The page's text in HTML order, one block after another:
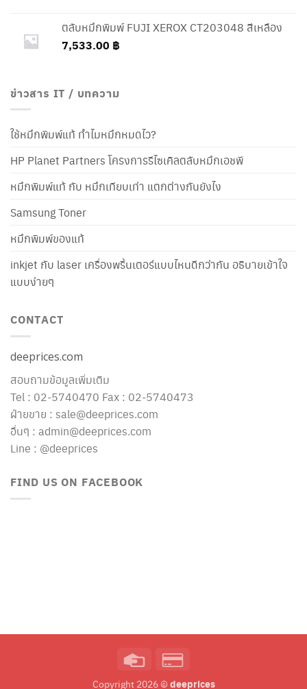
ตลับหมึกพิมพ์ FUJI XEROX CT203048 สีเหลือง
7,533.00 ฿
ข่าวสาร IT / บทความ
ใช้หมึกพิมพ์แท้ ทำไมหมึกหมดไว?
HP Planet Partners โครงการรีไซเคิลตลับหมึกเอชพี
หมึกพิมพ์แท้ กับ หมึกเทียบเท่า แตกต่างกันยังไง
Samsung Toner
หมึกพิมพ์ของแท้
inkjet กับ laser เครื่องพริ้นเตอร์แบบไหนดีกว่ากัน อธิบายเข้าใจ
แบบง่ายๆ
CONTACT
deeprices.com
สอบถามข้อมูลเพิ่มเติม
Tel : 02-5740470 Fax : 02-5740473
ฝ่ายขาย : sale@deeprices.com
อื่นๆ : admin@deeprices.com
Line : @deeprices
FIND US ON FACEBOOK
Credit
Copyright 2026 © deeprices